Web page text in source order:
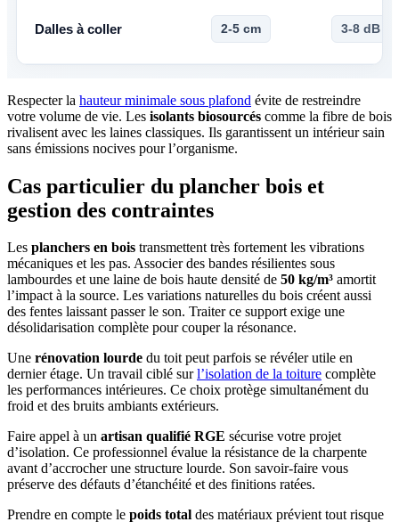
Dalles à coller 2-5 cm 3-8 dB
Respecter la hauteur minimale sous plafond évite de restreindre
votre volume de vie. Les isolants biosourcés comme la fibre de bois
rivalisent avec les laines classiques. Ils garantissent un intérieur sain
sans émissions nocives pour l’organisme.
Cas particulier du plancher bois et
gestion des contraintes
Les planchers en bois transmettent très fortement les vibrations
mécaniques et les pas. Associer des bandes résilientes sous
lambourdes et une laine de bois haute densité de 50 kg/m³ amortit
l’impact à la source. Les variations naturelles du bois créent aussi
des fentes laissant passer le son. Traiter ce support exige une
désolidarisation complète pour couper la résonance.
Une rénovation lourde du toit peut parfois se révéler utile en
dernier étage. Un travail ciblé surl’isolation de la toiture complète
les performances intérieures. Ce choix protège simultanément du
froid et des bruits ambiants extérieurs.
Faire appel à un artisan qualifié RGE sécurise votre projet
d’isolation. Ce professionnel évalue la résistance de la charpente
avant d’accrocher une structure lourde. Son savoir-faire vous
préserve des défauts d’étanchéité et des finitions ratées.
Prendre en compte le poids total des matériaux prévient tout risque